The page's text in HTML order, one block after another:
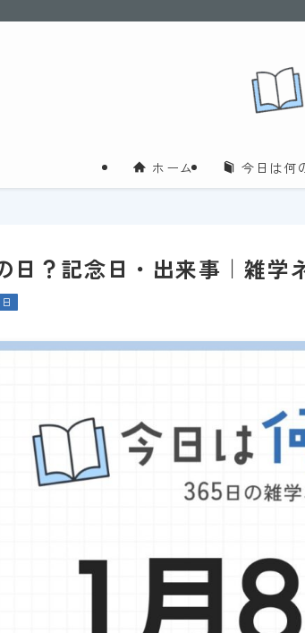
ホーム 今日は何
日？記念日・出来事｜雑学